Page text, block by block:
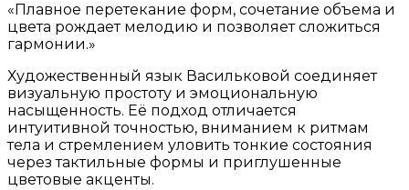
«Плавное перетекание форм, сочетание объема и
цвета рождает мелодию и позволяет сложиться
гармонии.»
Художественный язык Васильковой соединяет
визуальную простоту и эмоциональную
насыщенность. Её подход отличается
интуитивной точностью, вниманием к ритмам
тела и стремлением уловить тонкие состояния
через тактильные формы и приглушенные
цветовые акценты.